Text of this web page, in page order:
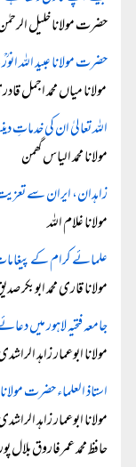
حضرت مولانا خلیل
حضرت مولانا عبید اللہ
مولانا میاں محمد اجمل
اللہ تعالیٰ ان کی خدماتِ
مولانا محمد الیاس گھمن
زاہدان، ایران سے
مولانا غلام اللہ
علمائے کرام کے
مولانا قاری محمد ابوبکر
جامعہ فتحیہ لاہور میں
مولانا ابوعمار زاہد
استاذ العلماء حضرت
مولانا ابوعمار زاہد
حافظ محمد عمرفاروق بلال